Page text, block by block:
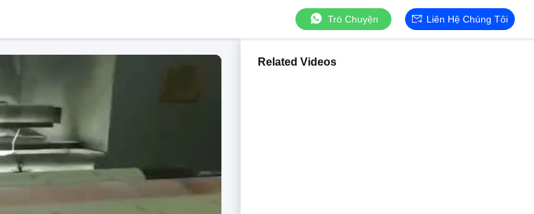
Trò Chuyện Liên Hệ Chúng Tôi
Related Videos